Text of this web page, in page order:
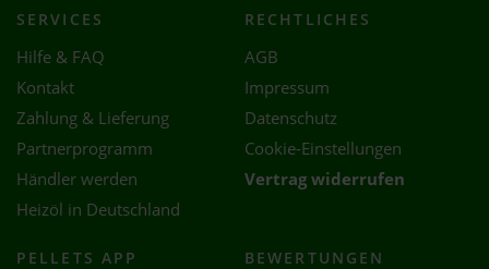
SERVICES
Hilfe & FAQ
Kontakt
Zahlung & Lieferung
Partnerprogramm
Händler werden
Heizöl in Deutschland
RECHTLICHES
AGB
Impressum
Datenschutz
Cookie-Einstellungen
Vertrag widerrufen
PELLETS APP BEWERTUNGEN